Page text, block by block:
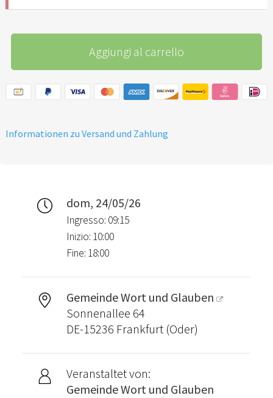
Aggiungi al carrello
Informationen zu Versand und Zahlung
dom, 24/05/26
Ingresso: 09:15
Inizio: 10:00
Fine: 18:00
Gemeinde Wort und Glauben
Sonnenallee 64
DE-15236 Frankfurt (Oder)
Veranstaltet von:
Gemeinde Wort und Glauben